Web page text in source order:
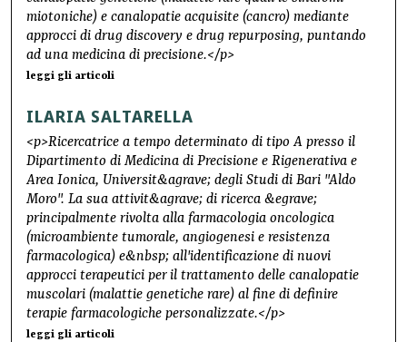
miotoniche) e canalopatie acquisite (cancro) mediante
approcci di drug discovery e drug repurposing, puntando
ad una medicina di precisione.</p>
leggi gli articoli
ILARIA SALTARELLA
<p>Ricercatrice a tempo determinato di tipo A presso il
Dipartimento di Medicina di Precisione e Rigenerativa e
Area Ionica, Universit&agrave; degli Studi di Bari "Aldo
Moro". La sua attivit&agrave; di ricerca &egrave;
principalmente rivolta alla farmacologia oncologica
(microambiente tumorale, angiogenesi e resistenza
farmacologica) e&nbsp; all'identificazione di nuovi
approcci terapeutici per il trattamento delle canalopatie
muscolari (malattie genetiche rare) al fine di definire
terapie farmacologiche personalizzate.</p>
leggi gli articoli